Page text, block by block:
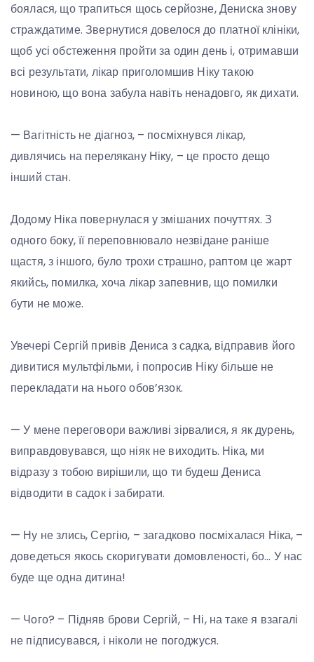
боялася, що трапиться щось серйозне, Дениска знову
страждатиме. Звернутися довелося до платної клініки,
щоб усі обстеження пройти за один день і, отримавши
всі результати, лікар приголомшив Ніку такою
новиною, що вона забула навіть ненадовго, як дихати.
— Вагітність не діагноз, – посміхнувся лікар,
дивлячись на перелякану Ніку, – це просто дещо
інший стан.
Додому Ніка повернулася у змішаних почуттях. З
одного боку, її переповнювало незвідане раніше
щастя, з іншого, було трохи страшно, раптом це жарт
якийсь, помилка, хоча лікар запевнив, що помилки
бути не може.
Увечері Сергій привів Дениса з садка, відправив його
дивитися мультфільми, і попросив Ніку більше не
перекладати на нього обов’язок.
— У мене переговори важливі зірвалися, я як дурень,
виправдовувався, що ніяк не виходить. Ніка, ми
відразу з тобою вирішили, що ти будеш Дениса
відводити в садок і забирати.
— Ну не злись, Сергію, – загадково посміхалася Ніка, –
доведеться якось скоригувати домовленості, бо… У нас
буде ще одна дитина!
— Чого? – Підняв брови Сергій, – Ні, на таке я взагалі
не підписувався, і ніколи не погоджуся.